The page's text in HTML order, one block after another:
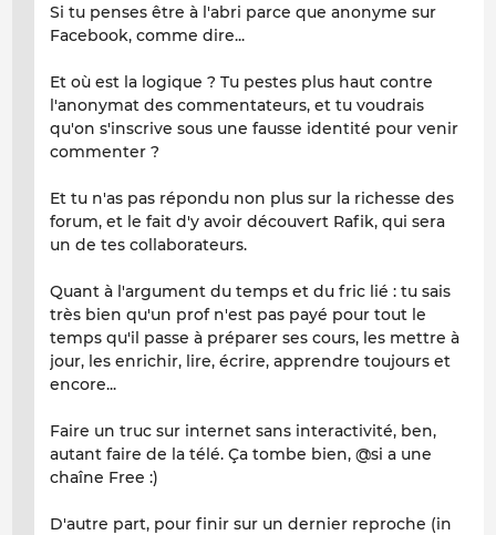
Si tu penses être à l'abri parce que anonyme sur
Facebook, comme dire...
Et où est la logique ? Tu pestes plus haut contre
l'anonymat des commentateurs, et tu voudrais
qu'on s'inscrive sous une fausse identité pour venir
commenter ?
Et tu n'as pas répondu non plus sur la richesse des
forum, et le fait d'y avoir découvert Rafik, qui sera
un de tes collaborateurs.
Quant à l'argument du temps et du fric lié : tu sais
très bien qu'un prof n'est pas payé pour tout le
temps qu'il passe à préparer ses cours, les mettre à
jour, les enrichir, lire, écrire, apprendre toujours et
encore...
Faire un truc sur internet sans interactivité, ben,
autant faire de la télé. Ça tombe bien, @si a une
chaîne Free :)
D'autre part, pour finir sur un dernier reproche (in